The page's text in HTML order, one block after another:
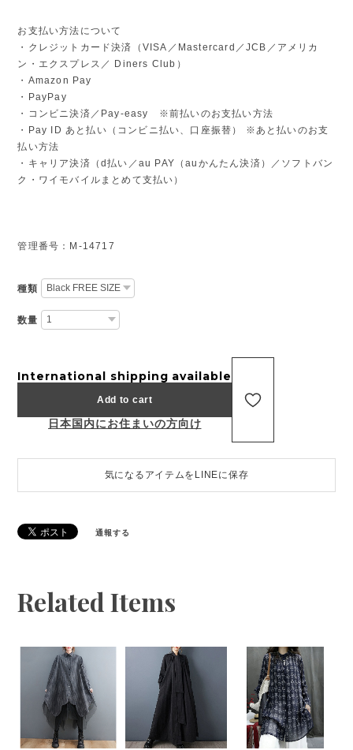
お支払い方法について
・クレジットカード決済（VISA／Mastercard／JCB／アメリカ
ン・エクスプレス／ Diners Club）
・Amazon Pay
・PayPay
・コンビニ決済／Pay-easy ※前払いのお支払い方法
・Pay ID あと払い（コンビニ払い、口座振替） ※あと払いのお支
払い方法
・キャリア決済（d払い／au PAY（auかんたん決済）／ソフトバン
ク・ワイモバイルまとめて支払い）
管理番号：M-14717
種類
数量
International shipping available
Add to cart
日本国内にお住まいの方向け
気になるアイテムをLINEに保存
通報する
Related Items